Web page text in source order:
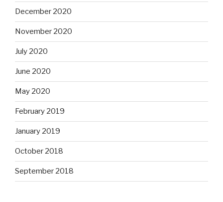
December 2020
November 2020
July 2020
June 2020
May 2020
February 2019
January 2019
October 2018
September 2018